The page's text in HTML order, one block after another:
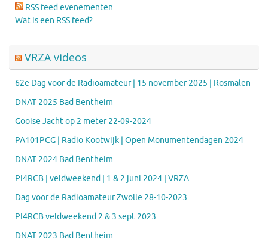
RSS feed evenementen
Wat is een RSS feed?
VRZA videos
62e Dag voor de Radioamateur | 15 november 2025 | Rosmalen
DNAT 2025 Bad Bentheim
Gooise Jacht op 2 meter 22-09-2024
PA101PCG | Radio Kootwijk | Open Monumentendagen 2024
DNAT 2024 Bad Bentheim
PI4RCB | veldweekend | 1 & 2 juni 2024 | VRZA
Dag voor de Radioamateur Zwolle 28-10-2023
PI4RCB veldweekend 2 & 3 sept 2023
DNAT 2023 Bad Bentheim